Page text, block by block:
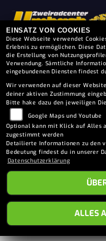
EINSATZ VON COOKIES
Diese Webseite verwendet
Erlebnis zu ermöglichen. Diese
die Erstellung von
Verwendung. Sämtliche
eingebundenen Diensten findest
Wir verwenden auf dieser
deiner aktiven Zustimmung
Bitte hake dazu den jeweiligen
Google Maps und Youtube
Optional kann mit Klick auf Alles
zugestimmt werden
Detailierte Informationen zu den
Bedeutung findest du in unserer
Datenschutzerklärung
ALLES